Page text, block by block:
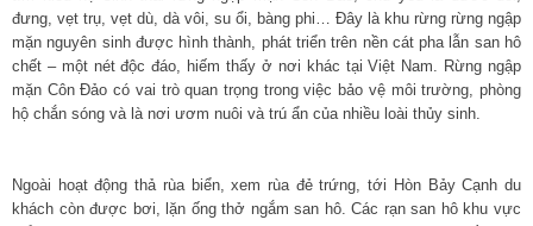
đưng, vẹt trụ, vẹt dù, dà vôi, su ổi, bàng phi… Đây là khu rừng rừng ngập
mặn nguyên sinh được hình thành, phát triển trên nền cát pha lẫn san hô
chết – một nét độc đáo, hiếm thấy ở nơi khác tại Việt Nam. Rừng ngập
mặn Côn Đảo có vai trò quan trọng trong việc bảo vệ môi trường, phòng
hộ chắn sóng và là nơi ươm nuôi và trú ẩn của nhiều loài thủy sinh.
Ngoài hoạt động thả rùa biển, xem rùa đẻ trứng, tới Hòn Bảy Cạnh du
khách còn được bơi, lặn ống thở ngắm san hô. Các rạn san hô khu vực